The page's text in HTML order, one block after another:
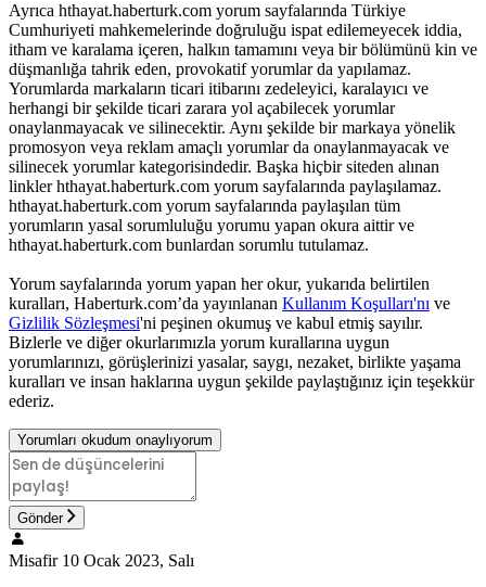
Ayrıca hthayat.haberturk.com yorum sayfalarında Türkiye
Cumhuriyeti mahkemelerinde doğruluğu ispat edilemeyecek iddia,
itham ve karalama içeren, halkın tamamını veya bir bölümünü kin ve
düşmanlığa tahrik eden, provokatif yorumlar da yapılamaz.
Yorumlarda markaların ticari itibarını zedeleyici, karalayıcı ve
herhangi bir şekilde ticari zarara yol açabilecek yorumlar
onaylanmayacak ve silinecektir. Aynı şekilde bir markaya yönelik
promosyon veya reklam amaçlı yorumlar da onaylanmayacak ve
silinecek yorumlar kategorisindedir. Başka hiçbir siteden alınan
linkler hthayat.haberturk.com yorum sayfalarında paylaşılamaz.
hthayat.haberturk.com yorum sayfalarında paylaşılan tüm
yorumların yasal sorumluluğu yorumu yapan okura aittir ve
hthayat.haberturk.com bunlardan sorumlu tutulamaz.
Yorum sayfalarında yorum yapan her okur, yukarıda belirtilen
kuralları, Haberturk.com’da yayınlanan Kullanım Koşulları'nı ve
Gizlilik Sözleşmesi'ni peşinen okumuş ve kabul etmiş sayılır.
Bizlerle ve diğer okurlarımızla yorum kurallarına uygun
yorumlarınızı, görüşlerinizi yasalar, saygı, nezaket, birlikte yaşama
kuralları ve insan haklarına uygun şekilde paylaştığınız için teşekkür
ederiz.
Yorumları okudum onaylıyorum
Gönder
Misafir 10 Ocak 2023, Salı